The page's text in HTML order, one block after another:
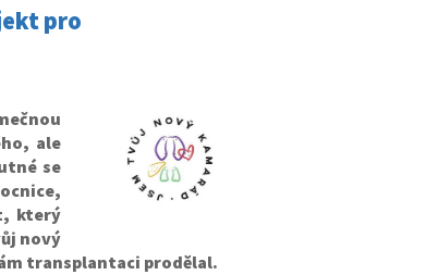
pro
ale
se
který
nový
transplantaci prodělal.